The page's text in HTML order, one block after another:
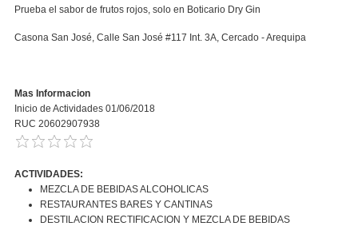
Prueba el sabor de frutos rojos, solo en Boticario Dry Gin
Casona San José, Calle San José #117 Int. 3A, Cercado - Arequipa
Mas Informacion
Inicio de Actividades 01/06/2018
RUC 20602907938
ACTIVIDADES:
MEZCLA DE BEBIDAS ALCOHOLICAS
RESTAURANTES BARES Y CANTINAS
DESTILACION RECTIFICACION Y MEZCLA DE BEBIDAS